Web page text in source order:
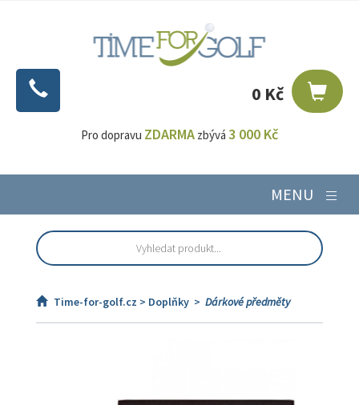
0 Kč
Pro dopravu ZDARMA zbývá 3 000 Kč
MENU
Time-for-golf.cz > Doplňky > Dárkové předměty